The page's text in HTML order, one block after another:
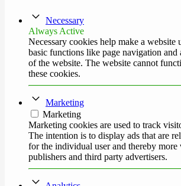
Necessary
Always Active
Necessary cookies help make a website
basic functions like page navigation and
of the website. The website cannot
these cookies.
Marketing
Marketing
Marketing cookies are used to track
The intention is to display ads that are
for the individual user and thereby more
publishers and third party advertisers.